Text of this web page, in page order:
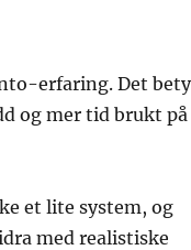
erfaring. Det
og mer tid brukt på
et lite system, og
med realistiske